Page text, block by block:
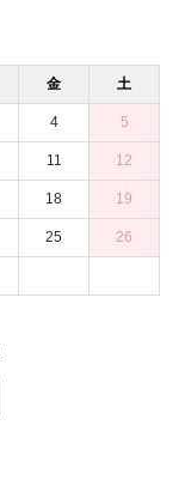
金 土
4 5
11 12
18 19
25 26